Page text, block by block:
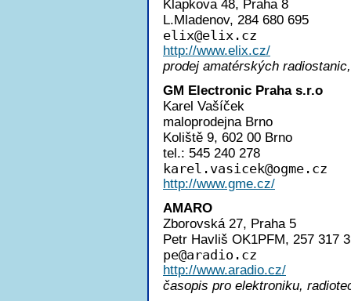
Klapkova 48, Praha 8
L.Mladenov, 284 680 695
elix@elix.cz
http://www.elix.cz/
prodej amatérských
GM Electronic Praha s.r.o
Karel Vašíček
maloprodejna Brno
Koliště 9, 602 00 Brno
tel.: 545 240 278
karel.vasicek@ogme.cz
http://www.gme.cz/
AMARO
Zborovská 27, Praha 5
Petr Havliš OK1PFM, 257 317
pe@aradio.cz
http://www.aradio.cz/
časopis pro elektroniku,